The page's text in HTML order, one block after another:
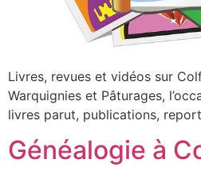
Livres, revues et vidéos sur
Warquignies et Pâturages,
livres parut, publications,
Généalogie à